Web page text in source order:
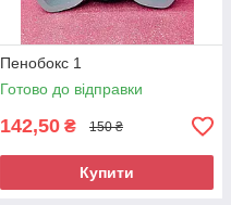
Пенобокс 1
Готово до відправки
142,50 ₴ 150 ₴
Купити